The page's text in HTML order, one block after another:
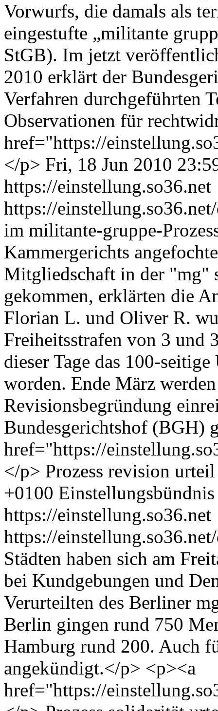
Vorwurfs, die damals als
eingestufte „militante
StGB). Im jetzt
2010 erklärt der
Verfahren durchgeführten
Observationen für
href="https://
</p> Fri, 18 Jun 2010
https://einstellung.so36.net
https://
im militante-gruppe-
Kammergerichts
Mitgliedschaft in der "mg"
gekommen, erklärten die
Florian L. und Oliver R.
Freiheitsstrafen von 3 und
dieser Tage das 100-
worden. Ende März
Revisionsbegründung
Bundesgerichtshof (BGH)
href="https://
</p> Prozess revision urteil
+0100 Einstellungsbündnis
https://einstellung.so36.net
https://
Städten haben sich am
bei Kundgebungen und
Verurteilten des Berliner
Berlin gingen rund 750
Hamburg rund 200. Auch
angekündigt.</p> <p><a
href="https://